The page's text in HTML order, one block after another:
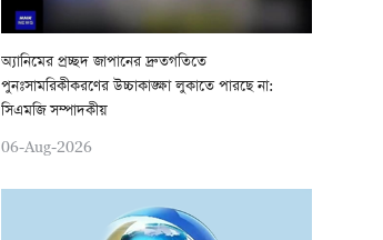
অ্যানিমের প্রচ্ছদ জাপানের দ্রুতগতিতে
পুনঃসামরিকীকরণের উচ্চাকাঙ্ক্ষা লুকাতে পারছে না:
সিএমজি সম্পাদকীয়
06-Aug-2026